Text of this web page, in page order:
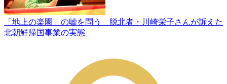
「地上の楽園」の嘘を問う 脱北者・川崎栄子さんが訴えた
北朝鮮帰国事業の実態